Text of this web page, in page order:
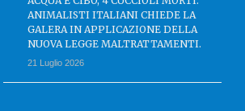
ANIMALISTI ITALIANI CHIEDE LA
GALERA IN APPLICAZIONE DELLA
NUOVA LEGGE MALTRATTAMENTI.
21 Luglio 2026